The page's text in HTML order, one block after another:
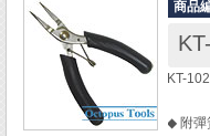
商品
KT-
◆ 附彈